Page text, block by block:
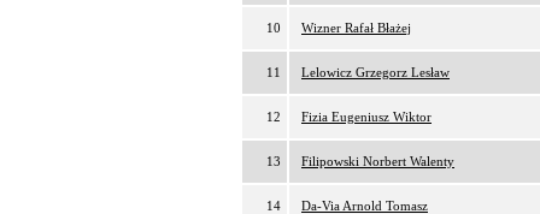
10 Wizner Rafał Błażej
11 Lelowicz Grzegorz Lesław
12 Fizia Eugeniusz Wiktor
13 Filipowski Norbert Walenty
14 Da-Via Arnold Tomasz